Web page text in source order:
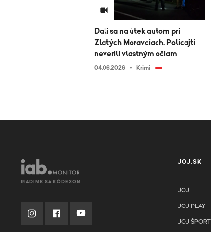
Dali sa na útek autom pri
Zlatých Moravciach. Policajti
neverili vlastným očiam
04.06.2026 Krimi
RIADIME SA KÓDEXOM
JOJ.SK
JOJ
JOJ PLAY
JOJ ŠPORT